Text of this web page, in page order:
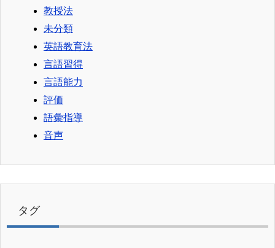
教授法
未分類
英語教育法
言語習得
言語能力
評価
語彙指導
音声
タグ